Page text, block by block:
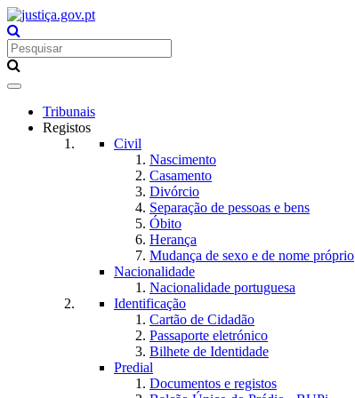
Toggle
navigationTribunais
Registos
Civil
Nascimento
Casamento
Divórcio
Separação de pessoas e bens
Óbito
Herança
Mudança de sexo e de nome próprio
Nacionalidade
Nacionalidade portuguesa
Identificação
Cartão de Cidadão
Passaporte eletrónico
Bilhete de Identidade
Predial
Documentos e registos